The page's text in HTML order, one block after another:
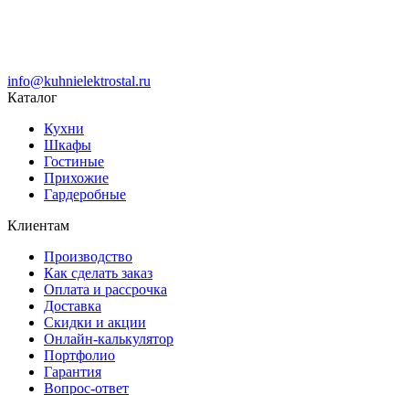
info@kuhnielektrostal.ru
Каталог
Кухни
Шкафы
Гостиные
Прихожие
Гардеробные
Клиентам
Производство
Как сделать заказ
Оплата и рассрочка
Доставка
Скидки и акции
Онлайн-калькулятор
Портфолио
Гарантия
Вопрос-ответ